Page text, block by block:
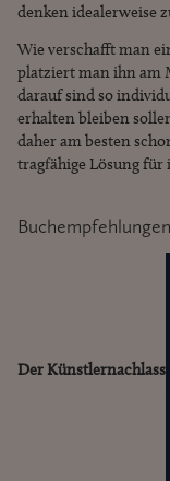
denken idealerweise
Wie verschafft man
platziert man ihn am
darauf sind so
erhalten bleiben
daher am besten
tragfähige Lösung für
Buchempfehlungen
Der Künstlernachlass